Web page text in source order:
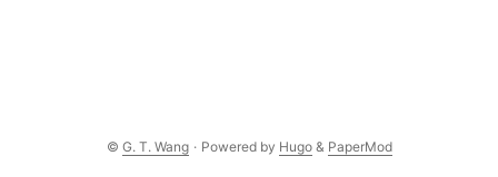
© G. T. Wang · Powered by Hugo& PaperMod